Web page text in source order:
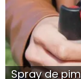
Spray de